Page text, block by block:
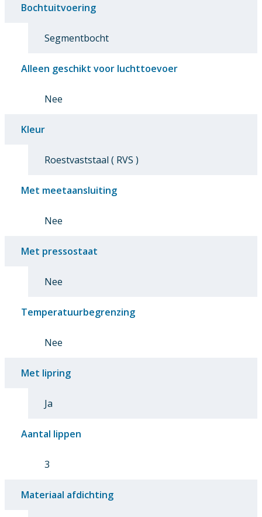
Bochtuitvoering
Segmentbocht
Alleen geschikt voor luchttoevoer
Nee
Kleur
Roestvaststaal ( RVS )
Met meetaansluiting
Nee
Met pressostaat
Nee
Temperatuurbegrenzing
Nee
Met lipring
Ja
Aantal lippen
3
Materiaal afdichting